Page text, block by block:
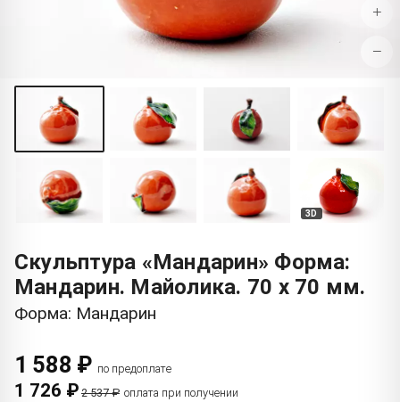
+
−
3D
Скульптура «Мандарин» Форма:
Мандарин. Майолика. 70 x 70 мм.
Форма: Мандарин
1 588 ₽ по предоплате
1 726 ₽ 2 537 ₽ оплата при получении